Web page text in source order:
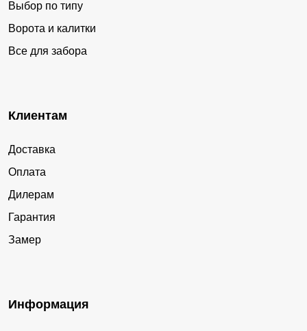
Выбор по типу
Ворота и калитки
Все для забора
Клиентам
Доставка
Оплата
Дилерам
Гарантия
Замер
Информация